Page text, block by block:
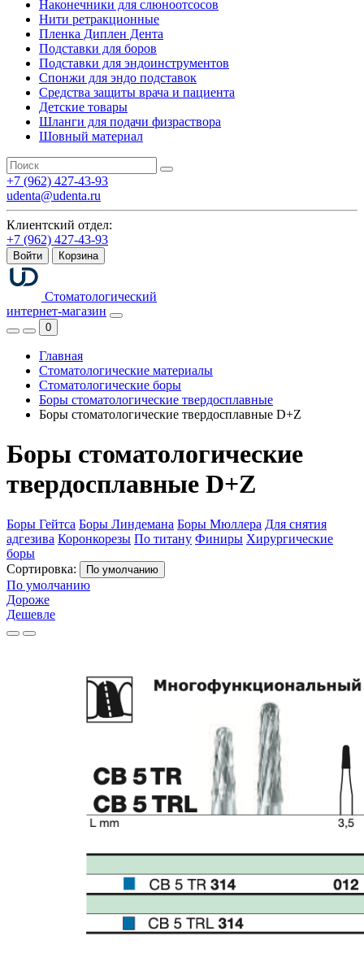
Наконечники для слюноотсосов
Нити ретракционные
Пленка Диплен Дента
Подставки для боров
Подставки для эндоинструментов
Спонжи для эндо подставок
Средства защиты врача и пациента
Детские товары
Шланги для подачи физраствора
Шовный материал
+7 (962) 427-43-93
udenta@udenta.ru
Клиентский отдел:
+7 (962) 427-43-93
Войти Корзина
Стоматологический
интернет-магазин
0
Главная
Стоматологические материалы
Стоматологические боры
Боры стоматологические твердосплавные
Боры стоматологические твердосплавные D+Z
Боры стоматологические
твердосплавные D+Z
Боры Гейтса Боры Линдемана Боры Мюллера Для снятия
адгезива Коронкорезы По титану Финиры Хирургические
боры
Сортировка:
По умолчанию
По умолчанию
Дороже
Дешевле